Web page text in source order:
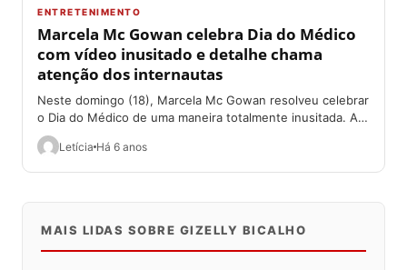
ENTRETENIMENTO
Marcela Mc Gowan celebra Dia do Médico
com vídeo inusitado e detalhe chama
atenção dos internautas
Neste domingo (18), Marcela Mc Gowan resolveu celebrar
o Dia do Médico de uma maneira totalmente inusitada. A
ex participante do Big...
Letícia Há 6 anos
MAIS LIDAS SOBRE GIZELLY BICALHO